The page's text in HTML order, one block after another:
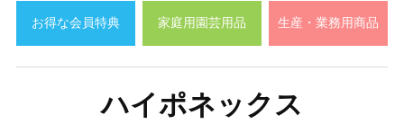
お得な会員特典 家庭用園芸用品 生産・業務用商品
ハイポネックス